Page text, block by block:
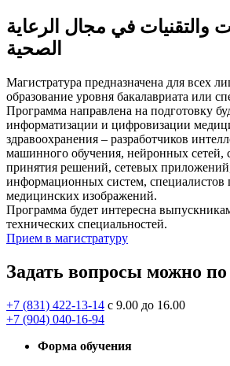
والتقنيات في مجال الرعاية
الصحية
Магистратура предназначена для всех
образование уровня бакалавриата или
Программа направлена на подготовку
информатизации и цифровизации
здравоохранения – разработчиков
машинного обучения, нейронных сетей,
принятия решений, сетевых
информационных систем, специалистов
медицинских изображений.
Программа будет интересна
технических специальностей.
Прием в магистратуру
Задать вопросы можно
+7 (831) 422-13-14 с 9.00 до 16.00
+7 (904) 040-16-94
Форма обучения